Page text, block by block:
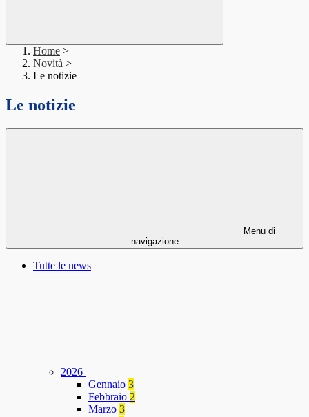
Home >
Novità >
Le notizie
Le notizie
Menu di
navigazione
Tutte le news
2026
Gennaio 3
Febbraio 2
Marzo 3